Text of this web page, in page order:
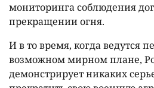
мониторинга соблюдения
прекращении огня.
И в то время, когда ведутся
возможном мирном плане,
демонстрирует никаких